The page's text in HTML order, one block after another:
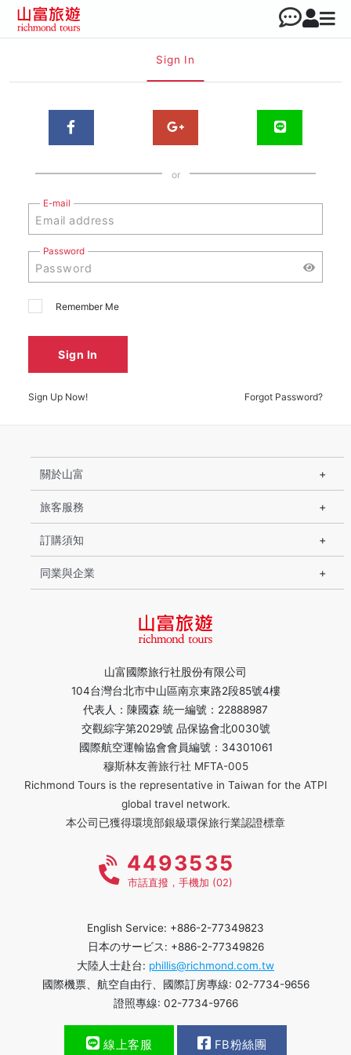
Sign In
or
E-mail
Password
Remember Me
Sign In
Sign Up Now! Forgot Password?
山富國際旅行社股份有限公司
104台灣台北市中山區南京東路2段85號4樓
代表人：陳國森 統一編號：22888987
交觀綜字第2029號 品保協會北0030號
國際航空運輸協會會員編號：34301061
穆斯林友善旅行社 MFTA-005
Richmond Tours is the representative in Taiwan for the ATPI
global travel network.
本公司已獲得環境部銀級環保旅行業認證標章
關於山富
旅客服務
訂購須知
同業與企業
4493535
市話直撥，手機加 (02)
English Service: +886-2-77349823
日本のサービス: +886-2-77349826
大陸人士赴台: phillis@richmond.com.tw
國際機票、航空自由行、國際訂房專線: 02-7734-9656
證照專線: 02-7734-9766
線上客服 FB粉絲團